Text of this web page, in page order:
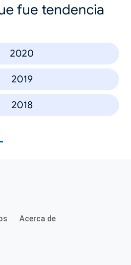
fue tendencia
2020
2019
2018
Acerca de